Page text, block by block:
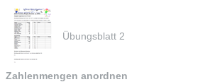
Übungsblatt 2
Zahlenmengen anordnen